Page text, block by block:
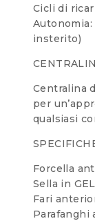
Cicli di
Autonomia:
insterito)
Centralina
per
qualsiasi
Forcella
Sella in GEL
Fari
Parafanghi